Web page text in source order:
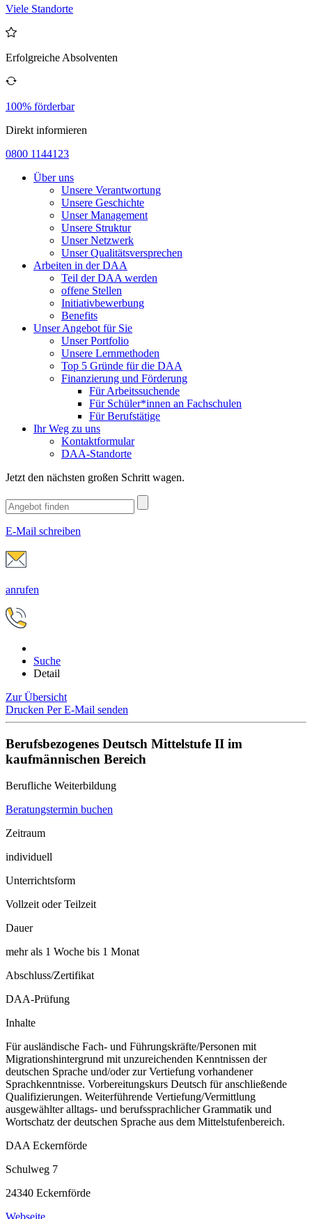
Viele Standorte
Erfolgreiche Absolventen
100% förderbar
Direkt informieren
0800 1144123
Über uns
Unsere Verantwortung
Unsere Geschichte
Unser Management
Unsere Struktur
Unser Netzwerk
Unser Qualitätsversprechen
Arbeiten in der DAA
Teil der DAA werden
offene Stellen
Initiativbewerbung
Benefits
Unser Angebot für Sie
Unser Portfolio
Unsere Lernmethoden
Top 5 Gründe für die DAA
Finanzierung und Förderung
Für Arbeitssuchende
Für Schüler*innen an Fachschulen
Für Berufstätige
Ihr Weg zu uns
Kontaktformular
DAA-Standorte
Jetzt den nächsten großen Schritt wagen.
E-Mail schreiben
anrufen
Suche
Detail
Zur Übersicht
Drucken Per E-Mail senden
Berufsbezogenes Deutsch Mittelstufe II im
kaufmännischen Bereich
Berufliche Weiterbildung
Beratungstermin buchen
Zeitraum
individuell
Unterrichtsform
Vollzeit oder Teilzeit
Dauer
mehr als 1 Woche bis 1 Monat
Abschluss/Zertifikat
DAA-Prüfung
Inhalte
Für ausländische Fach- und Führungskräfte/Personen mit
Migrationshintergrund mit unzureichenden Kenntnissen der
deutschen Sprache und/oder zur Vertiefung vorhandener
Sprachkenntnisse. Vorbereitungskurs Deutsch für anschließende
Qualifizierungen. Weiterführende Vertiefung/Vermittlung
ausgewählter alltags- und berufssprachlicher Grammatik und
Wortschatz der deutschen Sprache aus dem Mittelstufenbereich.
DAA Eckernförde
Schulweg 7
24340 Eckernförde